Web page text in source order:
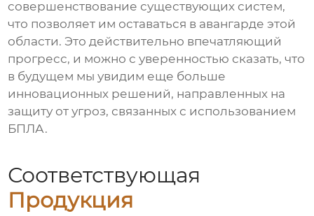
совершенствование существующих систем,
что позволяет им оставаться в авангарде этой
области. Это действительно впечатляющий
прогресс, и можно с уверенностью сказать, что
в будущем мы увидим еще больше
инновационных решений, направленных на
защиту от угроз, связанных с использованием
БПЛА.
Соответствующая
Продукция